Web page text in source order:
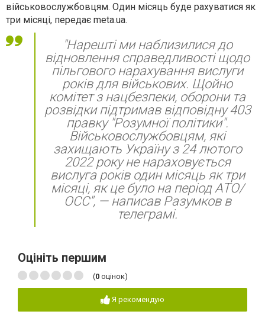
військовослужбовцям. Один місяць буде рахуватися як
три місяці, передає meta.ua.
"Нарешті ми наблизилися до
відновлення справедливості щодо
пільгового нарахування вислуги
років для військових. Щойно
комітет з нацбезпеки, оборони та
розвідки підтримав відповідну 403
правку "Розумної політики".
Військовослужбовцям, які
захищають Україну з 24 лютого
2022 року не нараховується
вислуга років один місяць як три
місяці, як це було на період АТО/
ОСС", — написав Разумков в
телеграмі.
Оцініть першим
(0 оцінок)
Я рекомендую